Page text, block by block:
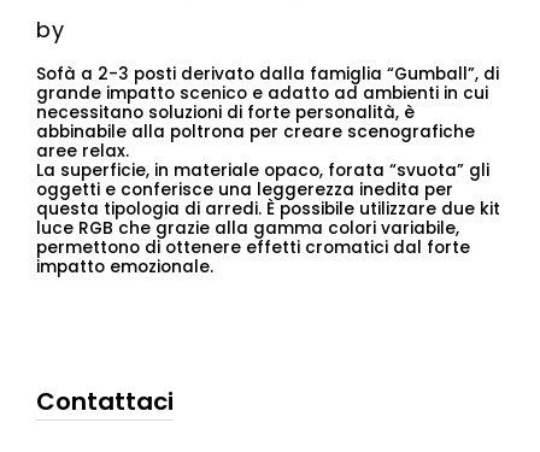
by
Sofà a 2-3 posti derivato dalla famiglia “Gumball”, di
grande impatto scenico e adatto ad ambienti in cui
necessitano soluzioni di forte personalità, è
abbinabile alla poltrona per creare scenografiche
aree relax.
La superficie, in materiale opaco, forata “svuota” gli
oggetti e conferisce una leggerezza inedita per
questa tipologia di arredi. È possibile utilizzare due kit
luce RGB che grazie alla gamma colori variabile,
permettono di ottenere effetti cromatici dal forte
impatto emozionale.
Contattaci